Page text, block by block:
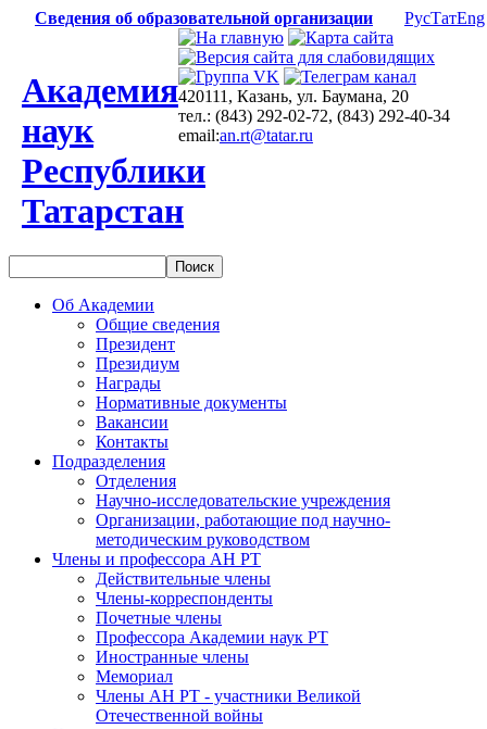
Сведения об образовательной организации РусТатEng
Академия
наук
Республики
Татарстан
420111, Казань, ул. Баумана, 20
тел.: (843) 292-02-72, (843) 292-40-34
email:an.rt@tatar.ru
Об Академии
Общие сведения
Президент
Президиум
Награды
Нормативные документы
Вакансии
Контакты
Подразделения
Отделения
Научно-исследовательские учреждения
Организации, работающие под научно-
методическим руководством
Члены и профессора АН РТ
Действительные члены
Члены-корреспонденты
Почетные члены
Профессора Академии наук РТ
Иностранные члены
Мемориал
Члены АН РТ - участники Великой
Отечественной войны